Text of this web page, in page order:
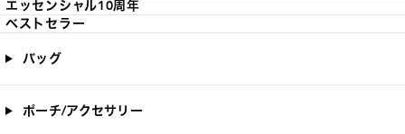
エッセンシャル10周年
ベストセラー
バッグ
ポーチ/アクセサリー